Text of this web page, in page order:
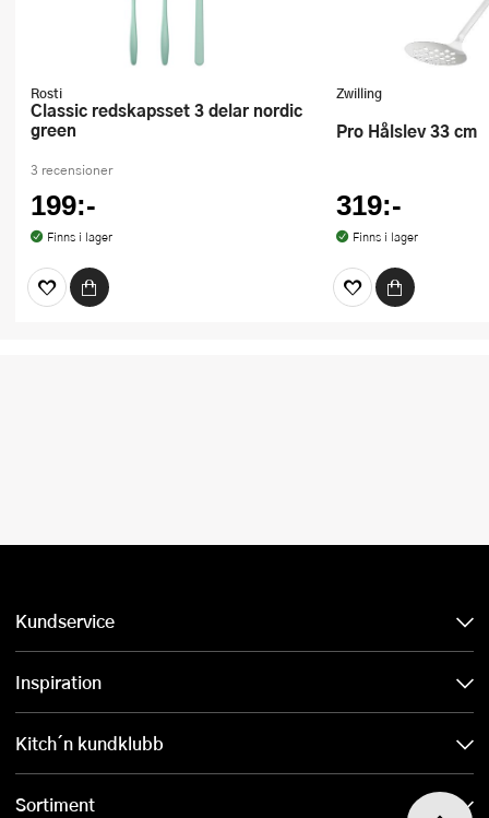
Rosti
Classic redskapsset 3 delar nordic
green
3 recensioner
199:-
Finns i lager
Zwilling
Pro Hålslev 33 cm
319:-
Finns i lager
Kundservice
Inspiration
Kitch´n kundklubb
Sortiment